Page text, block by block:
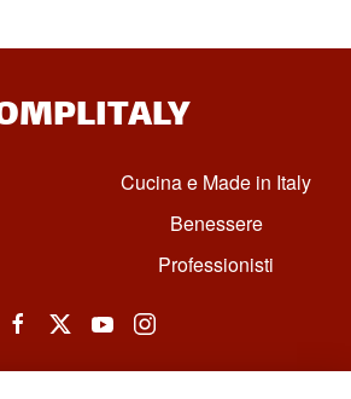
Cucina e Made in Italy
Benessere
Professionisti